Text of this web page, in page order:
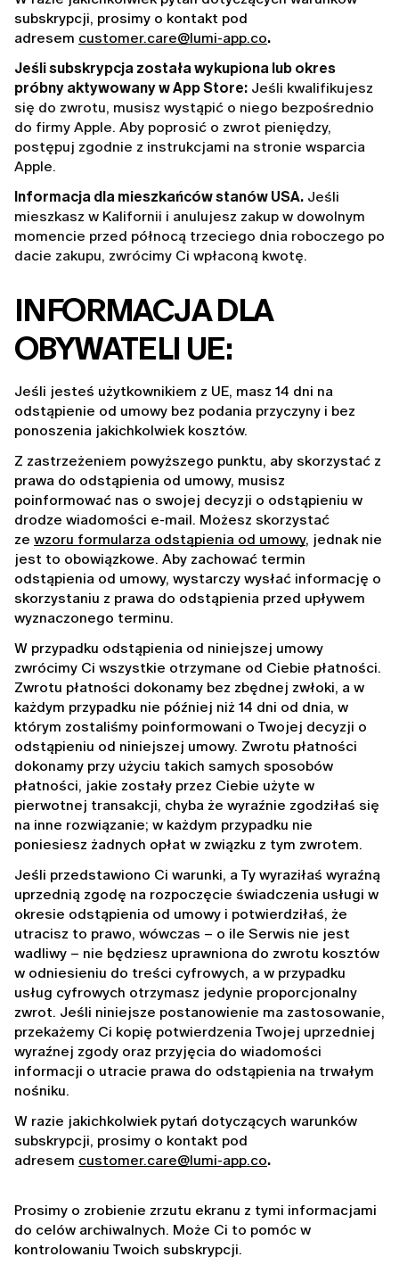
subskrypcji, prosimy o kontakt pod
adresem customer.care@lumi-app.co.
Jeśli subskrypcja została wykupiona lub okres
próbny aktywowany w App Store: Jeśli kwalifikujesz
się do zwrotu, musisz wystąpić o niego bezpośrednio
do firmy Apple. Aby poprosić o zwrot pieniędzy,
postępuj zgodnie z instrukcjami na stronie wsparcia
Apple.
Informacja dla mieszkańców stanów USA. Jeśli
mieszkasz w Kalifornii i anulujesz zakup w dowolnym
momencie przed północą trzeciego dnia roboczego po
dacie zakupu, zwrócimy Ci wpłaconą kwotę.
INFORMACJA DLA
OBYWATELI UE:
Jeśli jesteś użytkownikiem z UE, masz 14 dni na
odstąpienie od umowy bez podania przyczyny i bez
ponoszenia jakichkolwiek kosztów.
Z zastrzeżeniem powyższego punktu, aby skorzystać z
prawa do odstąpienia od umowy, musisz
poinformować nas o swojej decyzji o odstąpieniu w
drodze wiadomości e-mail. Możesz skorzystać
ze wzoru formularza odstąpienia od umowy, jednak nie
jest to obowiązkowe. Aby zachować termin
odstąpienia od umowy, wystarczy wysłać informację o
skorzystaniu z prawa do odstąpienia przed upływem
wyznaczonego terminu.
W przypadku odstąpienia od niniejszej umowy
zwrócimy Ci wszystkie otrzymane od Ciebie płatności.
Zwrotu płatności dokonamy bez zbędnej zwłoki, a w
każdym przypadku nie później niż 14 dni od dnia, w
którym zostaliśmy poinformowani o Twojej decyzji o
odstąpieniu od niniejszej umowy. Zwrotu płatności
dokonamy przy użyciu takich samych sposobów
płatności, jakie zostały przez Ciebie użyte w
pierwotnej transakcji, chyba że wyraźnie zgodziłaś się
na inne rozwiązanie; w każdym przypadku nie
poniesiesz żadnych opłat w związku z tym zwrotem.
Jeśli przedstawiono Ci warunki, a Ty wyraziłaś wyraźną
uprzednią zgodę na rozpoczęcie świadczenia usługi w
okresie odstąpienia od umowy i potwierdziłaś, że
utracisz to prawo, wówczas – o ile Serwis nie jest
wadliwy – nie będziesz uprawniona do zwrotu kosztów
w odniesieniu do treści cyfrowych, a w przypadku
usług cyfrowych otrzymasz jedynie proporcjonalny
zwrot. Jeśli niniejsze postanowienie ma zastosowanie,
przekażemy Ci kopię potwierdzenia Twojej uprzedniej
wyraźnej zgody oraz przyjęcia do wiadomości
informacji o utracie prawa do odstąpienia na trwałym
nośniku.
W razie jakichkolwiek pytań dotyczących warunków
subskrypcji, prosimy o kontakt pod
adresem customer.care@lumi-app.co.
Prosimy o zrobienie zrzutu ekranu z tymi informacjami
do celów archiwalnych. Może Ci to pomóc w
kontrolowaniu Twoich subskrypcji.